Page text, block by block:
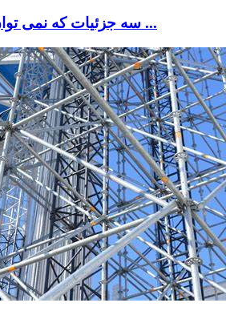
سه جزئیات که نمی توان نادیده گرفت وقتی ...